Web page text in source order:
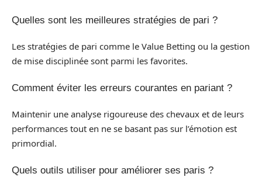
Quelles sont les meilleures stratégies de pari ?
Les stratégies de pari comme le Value Betting ou la gestion
de mise disciplinée sont parmi les favorites.
Comment éviter les erreurs courantes en pariant ?
Maintenir une analyse rigoureuse des chevaux et de leurs
performances tout en ne se basant pas sur l’émotion est
primordial.
Quels outils utiliser pour améliorer ses paris ?